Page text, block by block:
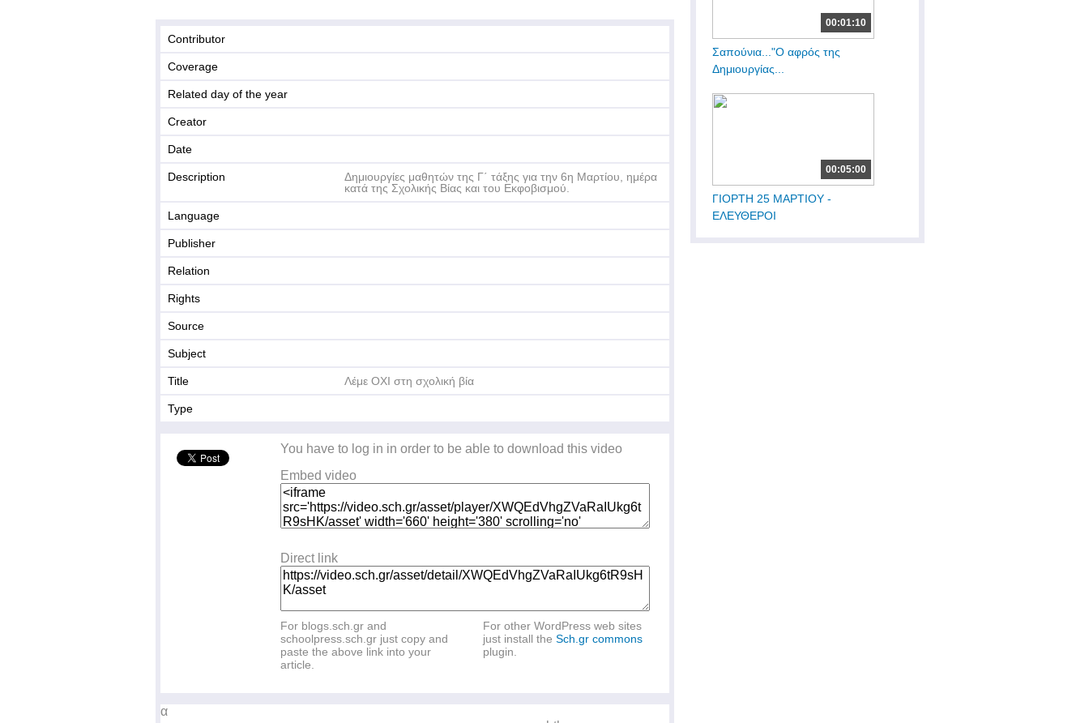
00:01:10
Σαπούνια..."Ο αφρός της
Δημιουργίας...
00:05:00
ΓΙΟΡΤΗ 25 ΜΑΡΤΙΟΥ -
ΕΛΕΥΘΕΡΟΙ
Contributor
Coverage
Related day of the year
Creator
Date
Description
Δημιουργίες μαθητών της Γ΄ τάξης για την 6η Μαρτίου, ημέρα
κατά της Σχολικής Βίας και του Εκφοβισμού.
Language
Publisher
Relation
Rights
Source
Subject
Title Λέμε ΟΧΙ στη σχολική βία
Type
You have to log in in order to be able to download this video
Embed video
Direct link
For blogs.sch.gr and
schoolpress.sch.gr just copy and
paste the above link into your
article.
For other WordPress web sites
just install the Sch.gr commons
plugin.
α